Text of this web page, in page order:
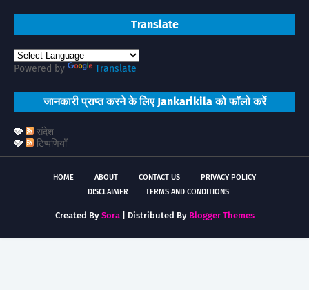
Translate
Powered by Translate
जानकारी प्राप्त करने के लिए Jankarikila को फॉलो करें
संदेश
टिप्पणियाँ
HOME ABOUT CONTACT US
PRIVACY POLICY
DISCLAIMER
TERMS AND CONDITIONS
Created By Sora| Distributed By Blogger Themes